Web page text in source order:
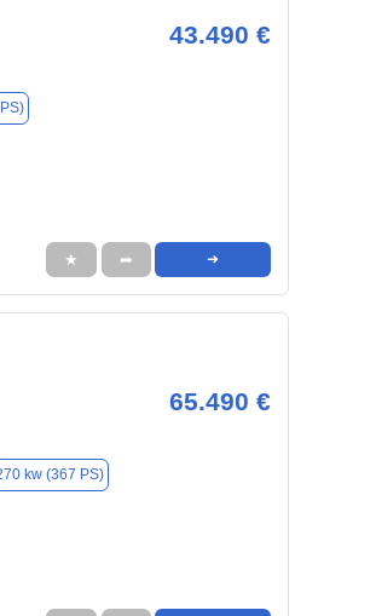
43.490 €
★ ➦ ➜
65.490 €
kw (367 PS)